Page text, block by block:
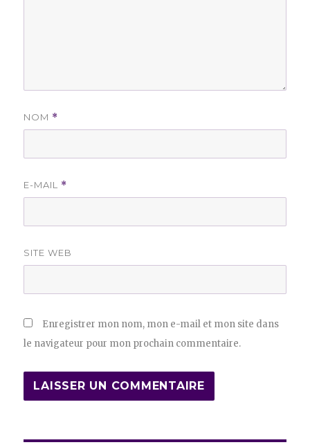
NOM *
E-MAIL *
SITE WEB
Enregistrer mon nom, mon e-mail et mon site dans
le navigateur pour mon prochain commentaire.